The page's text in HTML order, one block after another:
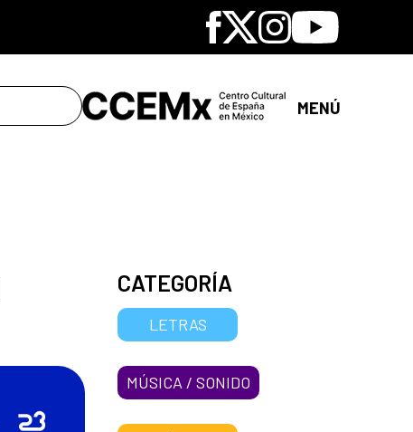
Facebook
X Instagram
Youtube
MENÚ
CATEGORÍA
LETRAS
MÚSICA / SONIDO